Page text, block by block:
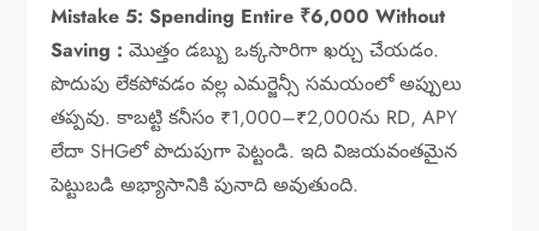
Mistake 5: Spending Entire ₹6,000 Without
Saving :మొత్తం డబ్బు ఒక్కసారిగా ఖర్చు చేయడం.
పొదుపు లేకపోవడం వల్ల ఎమర్జెన్సీ సమయంలో అప్పులు
తప్పవు. కాబట్టి కనీసం ₹1,000–₹2,000ను RD, APY
లేదా SHGలో పొదుపుగా పెట్టండి. ఇది విజయవంతమైన
పెట్టుబడి అభ్యాసానికి పునాది అవుతుంది.